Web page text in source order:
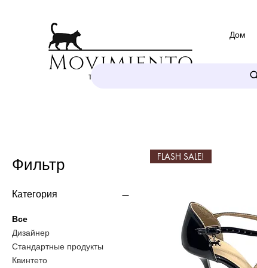
Дом
Фильтр
Категория
Все
Дизайнер
Стандартные продукты
Квинтето
FLASH SALE!